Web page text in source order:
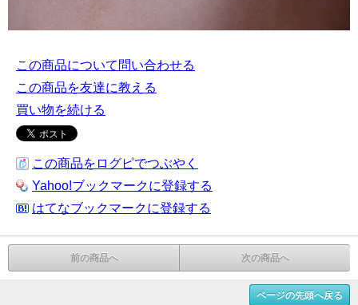
この商品について問い合わせる
この商品を友達に教える
買い物を続ける
この商品をログピでつぶやく
Yahoo!ブックマークに登録する
はてなブックマークに登録する
前の商品へ 次の商品へ
ページの先頭へ戻る